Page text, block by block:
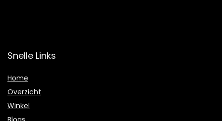
Snelle Links
Home
Overzicht
Winkel